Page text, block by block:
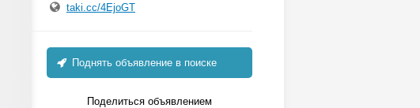
taki.cc/4EjoGT
Поднять объявление в поиске
Поделиться объявлением